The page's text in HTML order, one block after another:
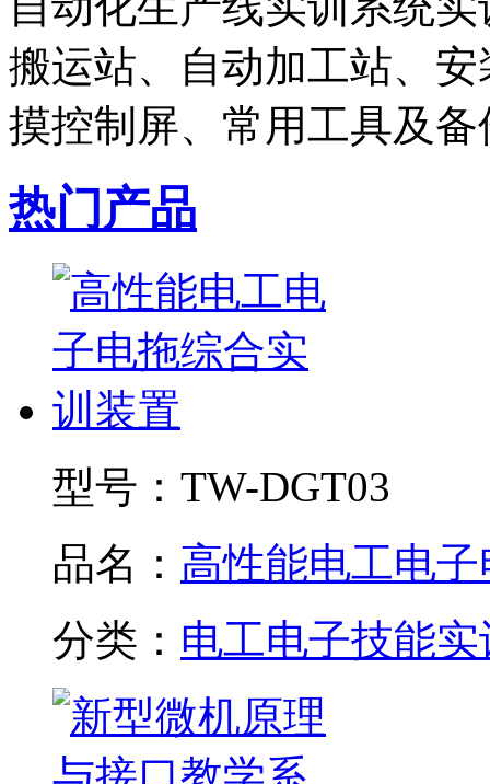
搬运站、自动加工站、
摸控制屏、常用工具及
热门产品
型号： TW-DGT03
品名： 高性能电工电子
分类： 电工电子技能